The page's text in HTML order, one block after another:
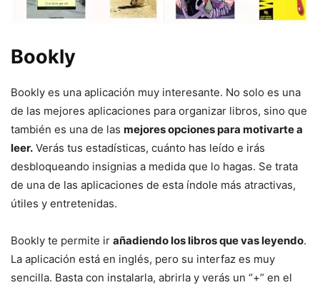
Bookly
Bookly es una aplicación muy interesante. No solo es una
de las mejores aplicaciones para organizar libros, sino que
también es una de las mejores opciones para motivarte a
leer. Verás tus estadísticas, cuánto has leído e irás
desbloqueando insignias a medida que lo hagas. Se trata
de una de las aplicaciones de esta índole más atractivas,
útiles y entretenidas.
Bookly te permite ir añadiendo los libros que vas leyendo.
La aplicación está en inglés, pero su interfaz es muy
sencilla. Basta con instalarla, abrirla y verás un “+” en el